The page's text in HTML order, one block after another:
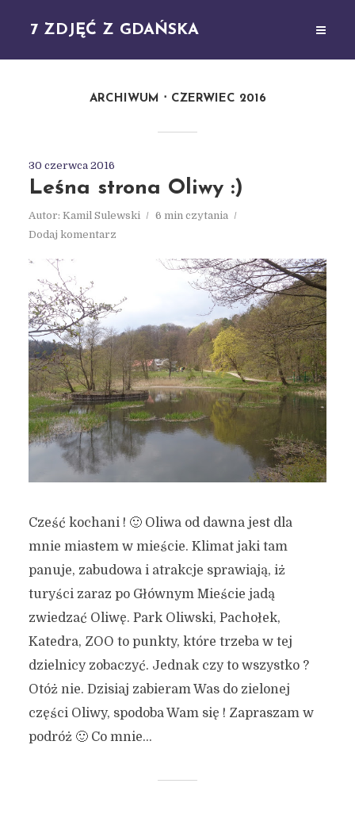
7 ZDJĘĆ Z GDAŃSKA
ARCHIWUM CZERWIEC 2016
30 czerwca 2016
Leśna strona Oliwy :)
Autor: Kamil Sulewski
6 min czytania
Dodaj komentarz
Cześć kochani ! 🙂 Oliwa od dawna jest dla
mnie miastem w mieście. Klimat jaki tam
panuje, zabudowa i atrakcje sprawiają, iż
turyści zaraz po Głównym Mieście jadą
zwiedzać Oliwę. Park Oliwski, Pachołek,
Katedra, ZOO to punkty, które trzeba w tej
dzielnicy zobaczyć. Jednak czy to wszystko ?
Otóż nie. Dzisiaj zabieram Was do zielonej
części Oliwy, spodoba Wam się ! Zapraszam w
podróż 🙂 Co mnie...